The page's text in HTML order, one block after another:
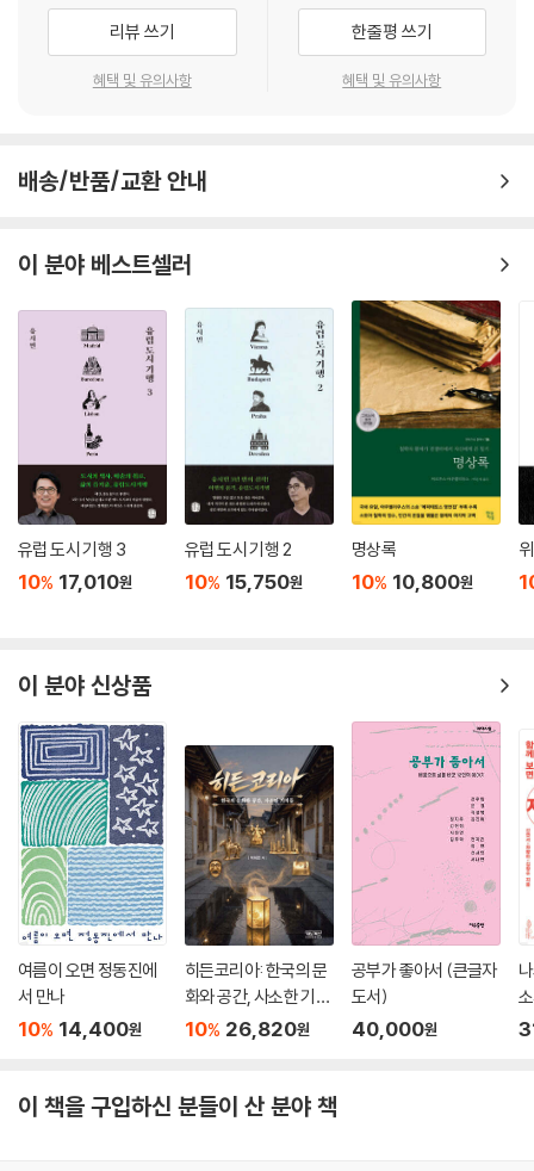
20-1. 근육은 간이 관리한다
20-2. 근육이 땅기거나 늘어지는 이유
20-3. 근육병들 : 경련에서 뒤틀림까지
21. 뼈骨
21-1. 뼈는 골수의 집이다
21-3. 아프고 상한 뼈 그리고 단방들
22. 팔手
22-1. 팔, 어깨부터 손가락까지
22-2. 열나는 팔다리, 나른한 팔다리
22-3. 팔과 어깨에 생기는 병들
22-4. 손바닥과 손톱으로 병을 헤아린다
22-5. 생인손과 손발이 트는 것
23. 다리足
23-1. 허벅지에서 복숭아뼈까지 : 다리의 모든 것
23-2. 다리의 한증과 열증 : 한궐과 열궐
23-3. 각기병의 증상과 치료법
23-6. 다리에 생기는 온갖 병들과 단방들
24. 모발毛髮
24-1. 머리털은 피의 나머지다
24-2. 혈기가 털의 상태를 좌우한다
24-. 머리카락, 눈썹, 수염, 콧수염의 모든 것
24-4. 수염과 머리카락이 빠지는 이유
24-5. 건강한 털을 위하여 : 수양법과 단방들
25. 생식기前陰
25-1. 근육의 우두머리, 생식기
25-2. 생식기에 병을 일으키는 통로
25-3. 산증의 원인에서 치료까지
25-6. 생식기를 튼튼하게 만드는 체조와 단방들
1. 낭송Q시리즈의 기획자이신 고미숙 선생님은 “모든 고전은 낭송을 염원
한다”고 하셨는데요, 낭송이 되기를 염원하는 여러 고전 중 특별히 『동의
보감 외형편』을 고르신 이유가 무엇인지 궁금합니다.
자신을 알아가는 출발점이다. 그런데 우리 시대의 외모 담론은 늘 미추의
경계를 넘지 못한다. 이렇게 되면, 누군가와 말하고 밥 먹고 일 하고 산책하
에서 제외된다는 의미이기도 하다. 이렇게 되면 몸을 인식하는 방식은 단
한 가지 길밖에 남지 않는다. 잘 생겼거나 못 생겼거나. 못 생겼다고 판단되
면 그 몸은 교정(?)의 프로세스에 진입하게 된다는 것도 우리가 잘 아는 바
다.
『동의보감 외형편』은 우리의 몸을 미추의 기준으로부터 자유롭게 만들어
준다는 점에서 중요하다. 사실 미추의 기준은 외부에 있다. 천 개의 몸에 한
가지 기준을 들이댄다는 것만큼 어리석은 일도 없지 않은가. 그런데 『동의
보감』은 천 개의 몸을 천 개 그대로 만나게 해준다. 우리의 이목구비와 팔,
다리, 피부 등은 오장육부의 외부적 표현이라는 것. 즉 외부는 내부를 닮았
고, 또 내부는 외부에 의해 영향 받는다. 안팎의 경계 없는 이 운동이 곧 생
는 몸은 그만큼 생생하다. 그래서 『동의보감』 읽기는 몸의 생생함을 흔들
보감 외형편』을 골랐다. 「외형」은 몸을 탐사하는 데 있어서 아주 훌륭한 입
2. 낭송Q시리즈의 『낭송 동의보감 외형편』은 허준의 『동의보감』과 어떻
게 다른가요?
가장 큰 차이는 분량이다. 『동의보감』은 일단 분량으로 압도하는 책이다.
『동의보감』 전체를 번역한 책들만 봐도 기본적으로 2000페이지가 넘는
다. 이 가운데 「외형편」의 분량도 만만치 않다. 반면 『낭송 동의보감 외형
편』은 얇고 가볍다. 심지어 들고 다닐 수 있게 만들었다.^^(서점에서 한 번
이라도 『동의보감』을 꺼내 들어보신 분들이라면 이 말을 이해하실 거다.)
그렇다고 해서 『동의보감』의 기획의도를 벗어난 건 아니다.
다른 구성방식을 택했다. 일단 머리가 아픈 사람은 ‘머리’편을 들춰보게 되
리뷰 쓰기
혜택 및 유의사항
한줄평 쓰기
혜택 및 유의사항
배송/반품/교환 안내
이 분야 베스트셀러
유럽 도시 기행 3
10% 17,010원
유럽 도시 기행 2
10% 15,750원
명상록
10% 10,800원
이 분야 신상품
여름이 오면 정동진에
서 만나
10% 14,400원
히든코리아: 한국의 문
화와 공간, 사소한 기적
들
10% 26,820원
공부가 좋아서 (큰글자
도서)
40,000원
이 책을 구입하신 분들이 산 분야 책